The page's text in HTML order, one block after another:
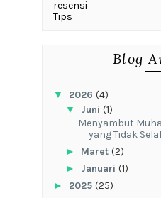
resensi
Tips
Blog
▼ 2026 (4)
▼ Juni (1)
Menyambut
yang Tidak
► Maret (2)
► Januari (1)
► 2025 (25)